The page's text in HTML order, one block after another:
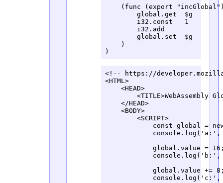
(func (export
        global.get  $g
        i32.const   1
        i32.add
        global.set  $g
    )
)
<!-- https://
<HTML>
    <HEAD>
<TITLE>WebAssembly
    </HEAD>
    <BODY>
        <SCRIPT>
const global =
console.log('a:',
global.value =
console.log('b:',
global.value +=
console.log('c:',